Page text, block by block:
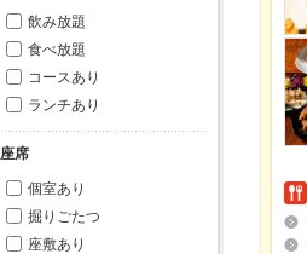
飲み放題
食べ放題
コースあり
ランチあり
座席
個室あり
掘りごたつ
座敷あり